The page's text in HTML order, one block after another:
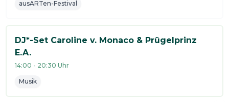
ausARTen-Festival
DJ*-Set Caroline v. Monaco & Prügelprinz
E.A.
14:00 - 20:30 Uhr
Musik